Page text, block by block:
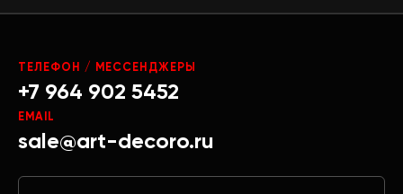
ТЕЛЕФОН / МЕССЕНДЖЕРЫ
+7 964 902 5452
EMAIL
sale@art-decoro.ru